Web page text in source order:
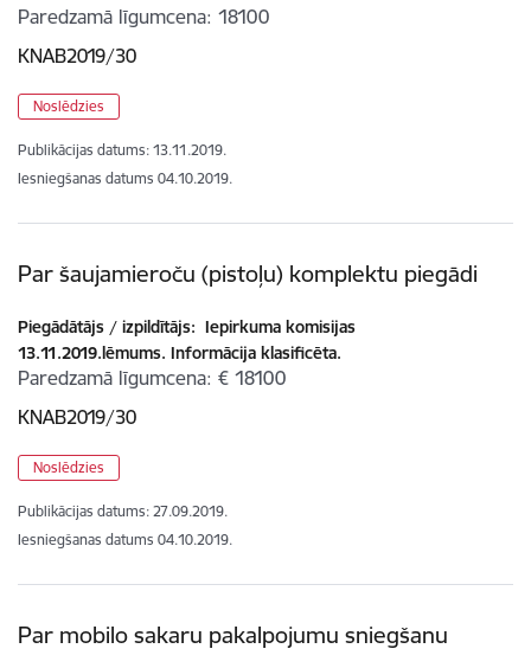
Paredzamā līgumcena 18100
KNAB2019/30
Noslēdzies
Publikācijas datums: 13.11.2019.
Iesniegšanas datums 04.10.2019.
Par šaujamieroču (pistoļu) komplektu piegādi
Piegādātājs / izpildītājs: Iepirkuma komisijas
13.11.2019.lēmums. Informācija klasificēta.
Paredzamā līgumcena € 18100
KNAB2019/30
Noslēdzies
Publikācijas datums: 27.09.2019.
Iesniegšanas datums 04.10.2019.
Par mobilo sakaru pakalpojumu sniegšanu